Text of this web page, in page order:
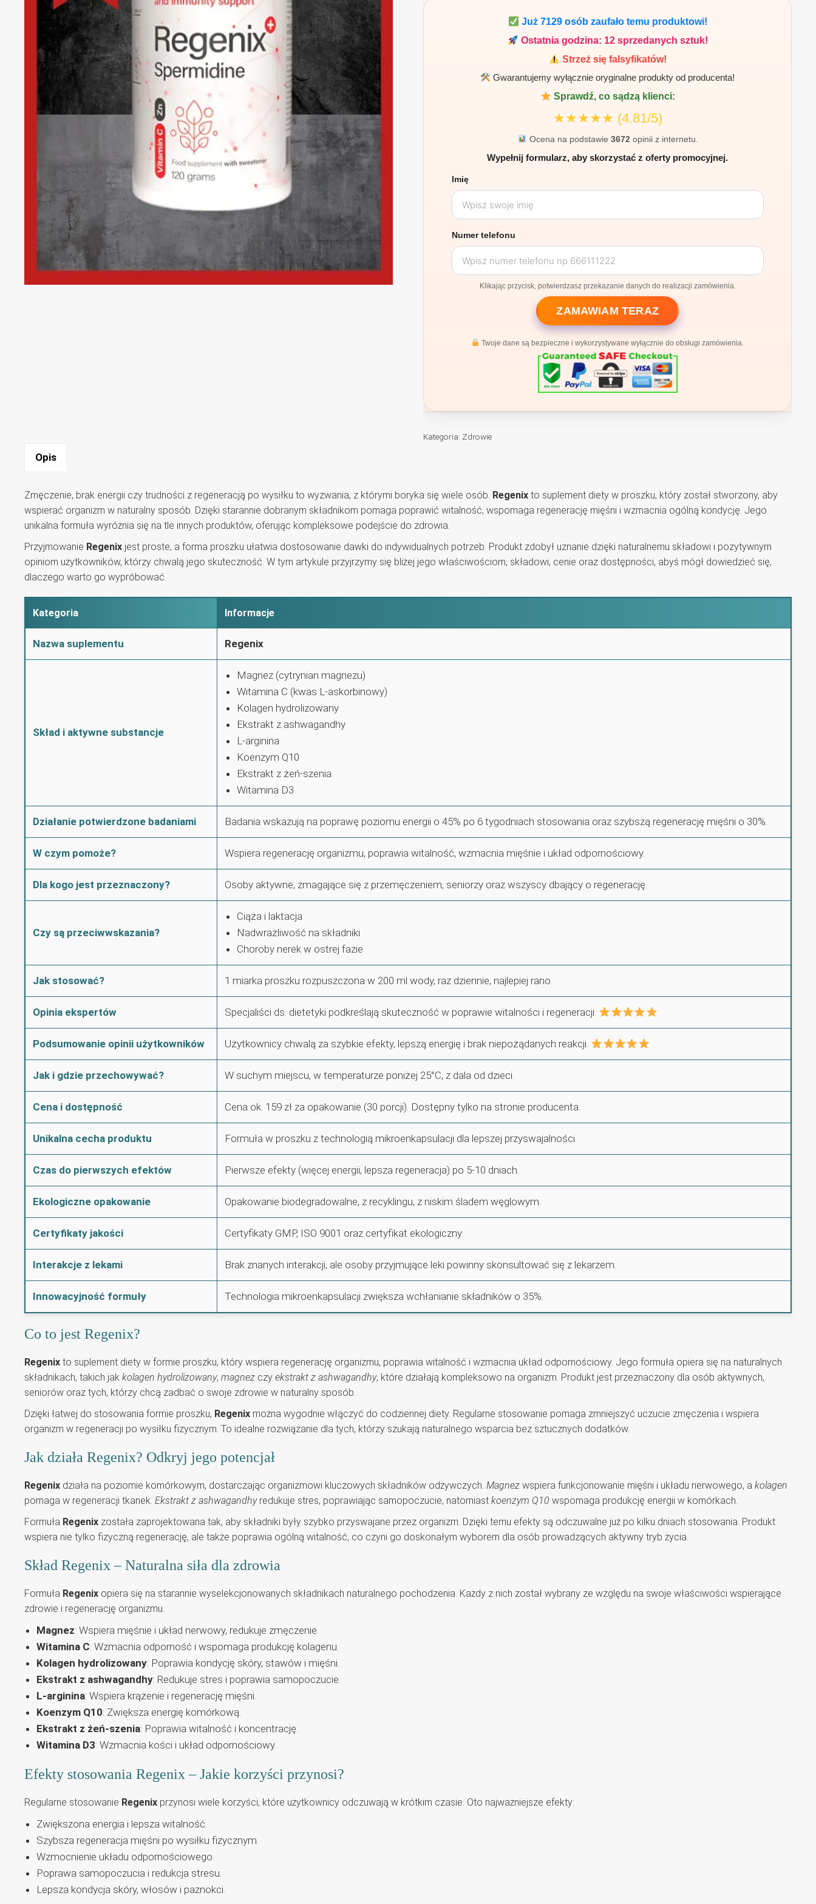
Już 7129osób zaufało temu produktowi!
Ostatnia godzina: 12sprzedanych sztuk!
Strzeż się falsyfikatów!
Gwarantujemy wyłącznie oryginalne produkty od producenta!
Sprawdź, co sądzą klienci:
★★★★★ (4.81/5)
Ocena na podstawie 3672 opinii z internetu.
Wypełnij formularz, aby skorzystać z oferty promocyjnej.
Imię
Numer telefonu
Klikając przycisk, potwierdzasz przekazanie danych do realizacji zamówienia.
ZAMAWIAM TERAZ
Twoje dane są bezpieczne i wykorzystywane wyłącznie do obsługi zamówienia.
Kategoria: Zdrowie
Opis
Zmęczenie, brak energii czy trudności z regeneracją po wysiłku to wyzwania, z którymi boryka się wiele osób. Regenix to suplement diety w proszku, który został stworzony, aby
wspierać organizm w naturalny sposób. Dzięki starannie dobranym składnikom pomaga poprawić witalność, wspomaga regenerację mięśni i wzmacnia ogólną kondycję. Jego
unikalna formuła wyróżnia się na tle innych produktów, oferując kompleksowe podejście do zdrowia.
Przyjmowanie Regenix jest proste, a forma proszku ułatwia dostosowanie dawki do indywidualnych potrzeb. Produkt zdobył uznanie dzięki naturalnemu składowi i pozytywnym
opiniom użytkowników, którzy chwalą jego skuteczność. W tym artykule przyjrzymy się bliżej jego właściwościom, składowi, cenie oraz dostępności, abyś mógł dowiedzieć się,
dlaczego warto go wypróbować.
Kategoria Informacje
Nazwa suplementu Regenix
Skład i aktywne substancje
Magnez (cytrynian magnezu)
Witamina C (kwas L-askorbinowy)
Kolagen hydrolizowany
Ekstrakt z ashwagandhy
L-arginina
Koenzym Q10
Ekstrakt z żeń-szenia
Witamina D3
Działanie potwierdzone badaniami Badania wskazują na poprawę poziomu energii o 45% po 6 tygodniach stosowania oraz szybszą regenerację mięśni o 30%.
W czym pomoże? Wspiera regenerację organizmu, poprawia witalność, wzmacnia mięśnie i układ odpornościowy.
Dla kogo jest przeznaczony? Osoby aktywne, zmagające się z przemęczeniem, seniorzy oraz wszyscy dbający o regenerację.
Czy są przeciwwskazania?
Ciąża i laktacja
Nadwrażliwość na składniki
Choroby nerek w ostrej fazie
Jak stosować? 1 miarka proszku rozpuszczona w 200 ml wody, raz dziennie, najlepiej rano.
Opinia ekspertów Specjaliści ds. dietetyki podkreślają skuteczność w poprawie witalności i regeneracji.
Podsumowanie opinii użytkowników Użytkownicy chwalą za szybkie efekty, lepszą energię i brak niepożądanych reakcji.
Jak i gdzie przechowywać? W suchym miejscu, w temperaturze poniżej 25°C, z dala od dzieci.
Cena i dostępność Cena ok. 159 zł za opakowanie (30 porcji). Dostępny tylko na stronie producenta.
Unikalna cecha produktu Formuła w proszku z technologią mikroenkapsulacji dla lepszej przyswajalności.
Czas do pierwszych efektów Pierwsze efekty (więcej energii, lepsza regeneracja) po 5-10 dniach.
Ekologiczne opakowanie Opakowanie biodegradowalne, z recyklingu, z niskim śladem węglowym.
Certyfikaty jakości Certyfikaty GMP, ISO 9001 oraz certyfikat ekologiczny.
Interakcje z lekami Brak znanych interakcji, ale osoby przyjmujące leki powinny skonsultować się z lekarzem.
Innowacyjność formuły Technologia mikroenkapsulacji zwiększa wchłanianie składników o 35%.
Co to jest Regenix?
Regenix to suplement diety w formie proszku, który wspiera regenerację organizmu, poprawia witalność i wzmacnia układ odpornościowy. Jego formuła opiera się na naturalnych
składnikach, takich jak kolagen hydrolizowany, magnez czy ekstrakt z ashwagandhy, które działają kompleksowo na organizm. Produkt jest przeznaczony dla osób aktywnych,
seniorów oraz tych, którzy chcą zadbać o swoje zdrowie w naturalny sposób.
Dzięki łatwej do stosowania formie proszku, Regenix można wygodnie włączyć do codziennej diety. Regularne stosowanie pomaga zmniejszyć uczucie zmęczenia i wspiera
organizm w regeneracji po wysiłku fizycznym. To idealne rozwiązanie dla tych, którzy szukają naturalnego wsparcia bez sztucznych dodatków.
Jak działa Regenix? Odkryj jego potencjał
Regenix działa na poziomie komórkowym, dostarczając organizmowi kluczowych składników odżywczych. Magnez wspiera funkcjonowanie mięśni i układu nerwowego, a kolagen
pomaga w regeneracji tkanek. Ekstrakt z ashwagandhyredukuje stres, poprawiając samopoczucie, natomiast koenzym Q10 wspomaga produkcję energii w komórkach.
Formuła Regenix została zaprojektowana tak, aby składniki były szybko przyswajane przez organizm. Dzięki temu efekty są odczuwalne już po kilku dniach stosowania. Produkt
wspiera nie tylko fizyczną regenerację, ale także poprawia ogólną witalność, co czyni go doskonałym wyborem dla osób prowadzących aktywny tryb życia.
Skład Regenix – Naturalna siła dla zdrowia
Formuła Regenix opiera się na starannie wyselekcjonowanych składnikach naturalnego pochodzenia. Każdy z nich został wybrany ze względu na swoje właściwości wspierające
zdrowie i regenerację organizmu.
Magnez: Wspiera mięśnie i układ nerwowy, redukuje zmęczenie.
Witamina C: Wzmacnia odporność i wspomaga produkcję kolagenu.
Kolagen hydrolizowany: Poprawia kondycję skóry, stawów i mięśni.
Ekstrakt z ashwagandhy: Redukuje stres i poprawia samopoczucie.
L-arginina: Wspiera krążenie i regenerację mięśni.
Koenzym Q10: Zwiększa energię komórkową.
Ekstrakt z żeń-szenia: Poprawia witalność i koncentrację.
Witamina D3: Wzmacnia kości i układ odpornościowy.
Efekty stosowania Regenix – Jakie korzyści przynosi?
Regularne stosowanie Regenix przynosi wiele korzyści, które użytkownicy odczuwają w krótkim czasie. Oto najważniejsze efekty:
Zwiększona energia i lepsza witalność.
Szybsza regeneracja mięśni po wysiłku fizycznym.
Wzmocnienie układu odpornościowego.
Poprawa samopoczucia i redukcja stresu.
Lepsza kondycja skóry, włosów i paznokci.